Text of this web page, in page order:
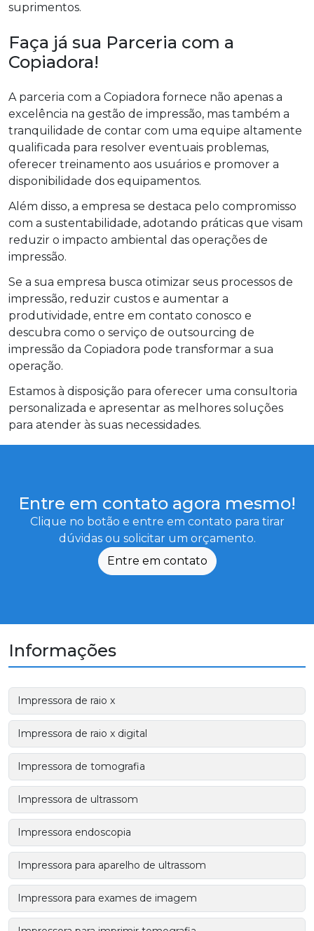
suprimentos.
Faça já sua Parceria com a
Copiadora!
A parceria com a Copiadora fornece não apenas a
excelência na gestão de impressão, mas também a
tranquilidade de contar com uma equipe altamente
qualificada para resolver eventuais problemas,
oferecer treinamento aos usuários e promover a
disponibilidade dos equipamentos.
Além disso, a empresa se destaca pelo compromisso
com a sustentabilidade, adotando práticas que visam
reduzir o impacto ambiental das operações de
impressão.
Se a sua empresa busca otimizar seus processos de
impressão, reduzir custos e aumentar a
produtividade, entre em contato conosco e
descubra como o serviço de outsourcing de
impressão da Copiadora pode transformar a sua
operação.
Estamos à disposição para oferecer uma consultoria
personalizada e apresentar as melhores soluções
para atender às suas necessidades.
Entre em contato agora mesmo!
Clique no botão e entre em contato para tirar
dúvidas ou solicitar um orçamento.
Entre em contato
Informações
Impressora de raio x
Impressora de raio x digital
Impressora de tomografia
Impressora de ultrassom
Impressora endoscopia
Impressora para aparelho de ultrassom
Impressora para exames de imagem